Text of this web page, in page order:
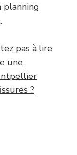
planning
pas à lire
une
?